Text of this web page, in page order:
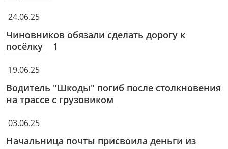
24.06.25
Чиновников обязали сделать дорогу к
посёлку
1
19.06.25
Водитель "Шкоды" погиб после столкновения
на трассе с грузовиком
03.06.25
Начальница почты присвоила деньги из